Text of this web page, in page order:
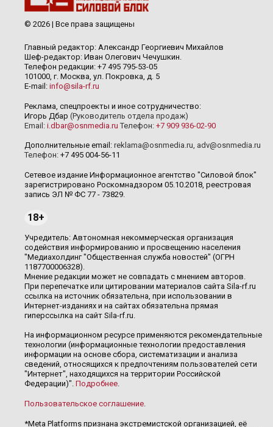
© 2026 | Все права защищены
Главный редактор: Александр Георгиевич Михайлов
Шеф-редактор: Иван Олегович Чечушкин.
Телефон редакции: +7 495 795-53-05
101000, г. Москва, ул. Покровка, д. 5
E-mail: info@sila-rf.ru
Реклама, спецпроекты и иное сотрудничество:
Игорь Дбар (Руководитель отдела продаж)
Email: i.dbar@osnmedia.ru Телефон: +7 909 936-02-90
Дополнительные email: reklama@osnmedia.ru, adv@osnmedia.ru
Телефон: +7 495 004-56-11
Сетевое издание Информационное агентство "Силовой блок"
зарегистрировано Роскомнадзором 05.10.2018, реестровая
запись ЭЛ № ФС 77 - 73829.
18+
Учредитель: Автономная некоммерческая организация
содействия информированию и просвещению населения
"Медиахолдинг "Общественная служба новостей" (ОГРН
1187700006328).
Мнение редакции может не совпадать с мнением авторов.
При перепечатке или цитировании материалов сайта Sila-rf.ru
ссылка на источник обязательна, при использовании в
Интернет-изданиях и на сайтах обязательна прямая
гиперссылка на сайт Sila-rf.ru.
На информационном ресурсе применяются рекомендательные
технологии (информационные технологии предоставления
информации на основе сбора, систематизации и анализа
сведений, относящихся к предпочтениям пользователей сети
"Интернет", находящихся на территории Российской
Федерации)". Подробнее.
Пользовательское соглашение.
*Meta Platforms признана экстремистской организацией, её